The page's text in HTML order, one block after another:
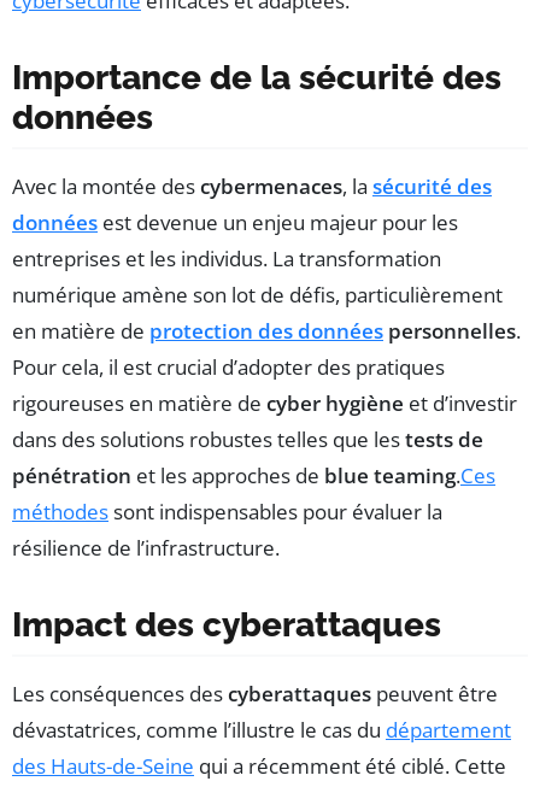
Importance de la sécurité des
données
Avec la montée descybermenaces, la sécurité des
données est devenue un enjeu majeur pour les
entreprises et les individus. La transformation
numérique amène son lot de défis, particulièrement
en matière de protection des données personnelles.
Pour cela, il est crucial d’adopter des pratiques
rigoureuses en matière de cyber hygiène et d’investir
dans des solutions robustes telles que lestests de
pénétration et les approches de blue teaming.Ces
méthodessont indispensables pour évaluer la
résilience de l’infrastructure.
Impact des cyberattaques
Les conséquences descyberattaques peuvent être
dévastatrices, comme l’illustre le cas du département
des Hauts-de-Seine qui a récemment été ciblé. Cette